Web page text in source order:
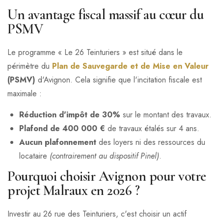
Un avantage fiscal massif au cœur du
PSMV
Le programme « Le 26 Teinturiers » est situé dans le
périmètre du Plan de Sauvegarde et de Mise en Valeur
(PSMV) d'Avignon. Cela signifie que l'incitation fiscale est
maximale :
Réduction d'impôt de 30% sur le montant des travaux.
Plafond de 400 000 € de travaux étalés sur 4 ans.
Aucun plafonnement des loyers ni des ressources du
locataire (contrairement au dispositif Pinel).
Pourquoi choisir Avignon pour votre
projet Malraux en 2026 ?
Investir au 26 rue des Teinturiers, c'est choisir un actif